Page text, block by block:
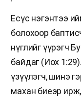
Есүс нэгэнтээ
болохоор
нүглийг үүрэгч
байдаг (Иох
үзүүлэгч, шинэ
махан биеэр